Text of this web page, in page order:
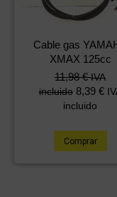
Cable gas
XMAX 125cc
11,98€ IVA
incluido 8,39 €
incluido
Comprar